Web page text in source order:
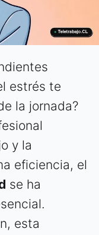
estrés te
la jornada?
y la
eficiencia, el
se ha
esta